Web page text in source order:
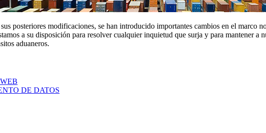
posteriores modificaciones, se han introducido importantes cambios en el marco
a su disposición para resolver cualquier inquietud que surja y para mantener a
aduaneros.
DE DATOS